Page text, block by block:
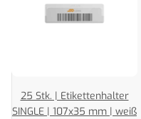
25 Stk. | Etikettenhalter
SINGLE | 107x35 mm | weiß